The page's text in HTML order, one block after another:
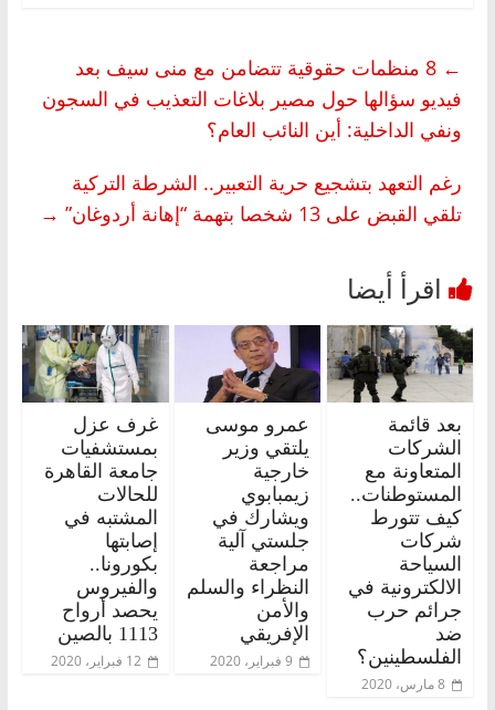
←
8 منظمات حقوقية تتضامن مع منى سيف بعد
فيديو سؤالها حول مصير بلاغات التعذيب في السجون
ونفي الداخلية: أين النائب العام؟
رغم التعهد بتشجيع حرية التعبير.. الشرطة التركية
تلقي القبض على 13 شخصا بتهمة “إهانة أردوغان”
→
بعد قائمة
الشركات
المتعاونة مع
المستوطنات..
كيف تتورط
شركات
السياحة
الالكترونية في
جرائم حرب
ضد
الفلسطينين؟
8 مارس، 2020
عمرو موسى
يلتقي وزير
خارجية
زيمبابوي
ويشارك في
جلستي آلية
مراجعة
النظراء والسلم
والأمن
الإفريقي
9 فبراير، 2020
غرف عزل
بمستشفيات
جامعة القاهرة
للحالات
المشتبه في
إصابتها
بكورونا..
والفيروس
يحصد أرواح
1113 بالصين
12 فبراير، 2020